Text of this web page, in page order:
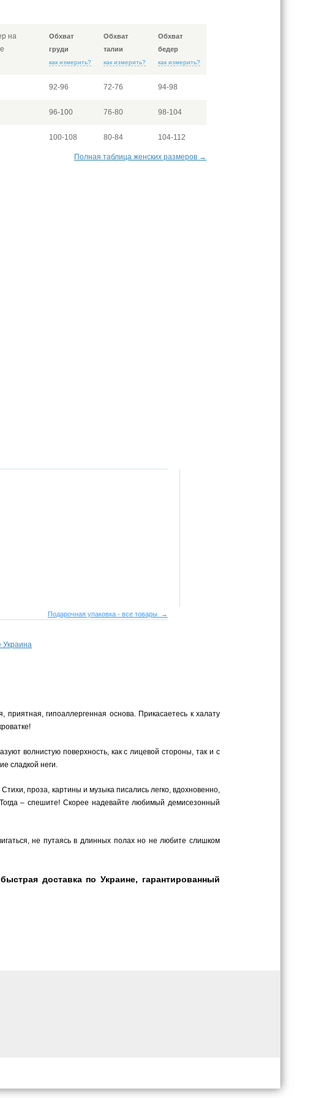
на
Обхват
груди
как измерить?
Обхват
талии
как измерить?
Обхват
бедер
как измерить?
92-96 72-76 94-98
96-100 76-80 98-104
100-108 80-84 104-112
Полная таблица женских размеров →
Подарочная упаковка - все товары →
Украина
гипоаллергенная основа. Прикасаетесь к халату
волнистую поверхность, как с лицевой стороны, так и с
сладкой неги.
проза, картины и музыка писались легко, вдохновенно,
– спешите! Скорее надевайте любимый демисезонный
не путаясь в длинных полах но не любите слишком
доставка по Украине, гарантированный